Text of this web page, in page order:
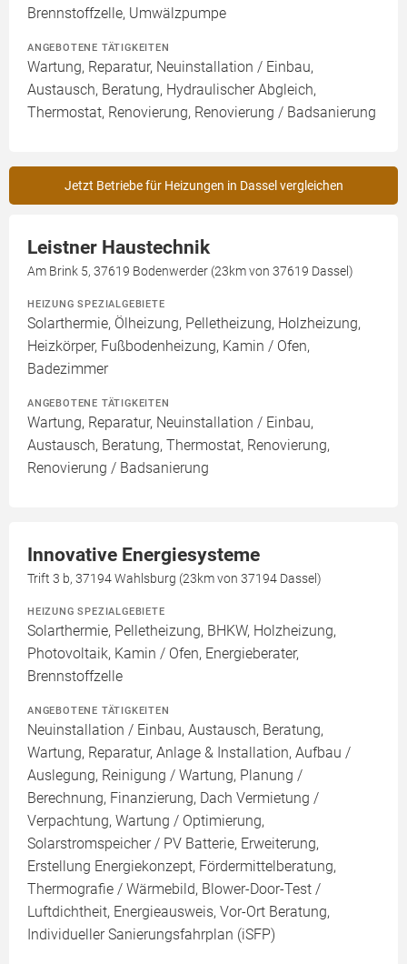
Brennstoffzelle, Umwälzpumpe
ANGEBOTENE TÄTIGKEITEN
Wartung, Reparatur, Neuinstallation / Einbau,
Austausch, Beratung, Hydraulischer Abgleich,
Thermostat, Renovierung, Renovierung / Badsanierung
Jetzt Betriebe für Heizungen in Dassel vergleichen
Leistner Haustechnik
Am Brink 5, 37619 Bodenwerder (23km von 37619 Dassel)
HEIZUNG SPEZIALGEBIETE
Solarthermie, Ölheizung, Pelletheizung, Holzheizung,
Heizkörper, Fußbodenheizung, Kamin / Ofen,
Badezimmer
ANGEBOTENE TÄTIGKEITEN
Wartung, Reparatur, Neuinstallation / Einbau,
Austausch, Beratung, Thermostat, Renovierung,
Renovierung / Badsanierung
Innovative Energiesysteme
Trift 3 b, 37194 Wahlsburg (23km von 37194 Dassel)
HEIZUNG SPEZIALGEBIETE
Solarthermie, Pelletheizung, BHKW, Holzheizung,
Photovoltaik, Kamin / Ofen, Energieberater,
Brennstoffzelle
ANGEBOTENE TÄTIGKEITEN
Neuinstallation / Einbau, Austausch, Beratung,
Wartung, Reparatur, Anlage & Installation, Aufbau /
Auslegung, Reinigung / Wartung, Planung /
Berechnung, Finanzierung, Dach Vermietung /
Verpachtung, Wartung / Optimierung,
Solarstromspeicher / PV Batterie, Erweiterung,
Erstellung Energiekonzept, Fördermittelberatung,
Thermografie / Wärmebild, Blower-Door-Test /
Luftdichtheit, Energieausweis, Vor-Ort Beratung,
Individueller Sanierungsfahrplan (iSFP)